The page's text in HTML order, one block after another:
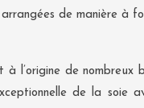
arrangées de manière
à l’origine de
de la soie